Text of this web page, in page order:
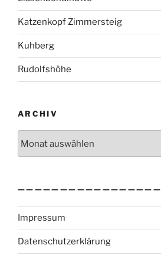
Katzenkopf Zimmersteig
Kuhberg
Rudolfshöhe
ARCHIV
—————————————————
Impressum
Datenschutzerklärung